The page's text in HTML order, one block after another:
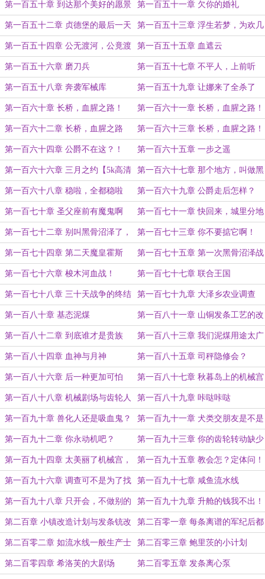
第一百五十章 到达那个美好的愿景 第一百五十一章 欠你的婚礼
第一百五十二章 贞德堡的最后一天
了
第一百五十三章 浮生若梦，为欢几
何？【5k大章】
第一百五十四章 公无渡河，公竟渡
河！【4k5二合一】
第一百五十五章 血遮云
第一百五十六章 磨刀兵 第一百五十七章 不平人，上前听
【5k二合一章节】
第一百五十八章 奔袭军械库 第一百五十九章 让娜来了全杀了
第一百六十章 长桥，血腥之路！
（上）
第一百六十一章 长桥，血腥之路！
（中）
第一百六十二章 长桥，血腥之路
（3）
第一百六十三章 长桥，血腥之路！
（完）【4k二合一章节】
第一百六十四章 公爵不在这？！ 第一百六十五章 一步之遥
第一百六十六章 三月之约【5k高清
重置版】
第一百六十七章 那个地方，叫做黑
骨沼泽
第一百六十八章 稳啦，全都稳啦 第一百六十九章 公爵走后怎样？
第一百七十章 圣父座前有魔鬼啊 第一百七十一章 快回来，城里分地
了
第一百七十二章 别叫黑骨沼泽了，
叫大泽乡吧
第一百七十三章 你不要掂它啊！
第一百七十四章 第二天魔皇霍斯 第一百七十五章 第一次黑骨沼泽战
争
第一百七十六章 梭木河血战！ 第一百七十七章 联合王国
第一百七十八章 三十天战争的终结 第一百七十九章 大泽乡农业调查
第一百八十章 基态泥煤 第一百八十一章 山铜发条工艺的改
进
第一百八十二章 到底谁才是贵族
啊？
第一百八十三章 我们泥煤用途太广
阔了
第一百八十四章 血神与月神 第一百八十五章 司秤隐修会？
第一百八十六章 后一种更加可怕 第一百八十七章 秋暮岛上的机械宫
第一百八十八章 机械剧场与齿轮人
偶
第一百八十九章 咔哒咔哒
第一百九十章 兽化人还是吸血鬼？ 第一百九十一章 犬类交朋友是不是
要互相闻小花？
第一百九十二章 你永动机吧？ 第一百九十三章 你的齿轮转动缺少
能量，但以太又弥补了这一部分
第一百九十四章 太美丽了机械宫，
还是看看远处的小镇吧
第一百九十五章 教会怎？定体问！
第一百九十六章 调查可不是为了找
出凶手的
第一百九十七章 咸鱼流水线
第一百九十八章 只开会，不做别的 第一百九十九章 升舱的钱我不出！
第二百章 小镇改造计划与发条铳改
进计划
第二百零一章 每条离谱的军纪后都
是一个离谱的故事
第二百零二章 如流水线一般生产士
兵
第二百零三章 鲍里茨的小计划
第二百零四章 希洛芙的大剧场 第二百零五章 发条离心泵